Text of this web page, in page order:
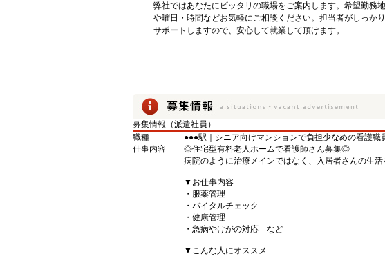
弊社ではあなたにピッタリの職場をご案内します。希望勤務地
や曜日・時間などお気軽にご相談ください。担当者がしっかり
サポートしますので、安心して就業して頂けます。
募集情報（派遣社員）
職種
●●●駅｜シニア向けマンションで負担少なめの看護職
仕事内容
◎住宅型有料老人ホームで看護師さん募集◎
病院のように治療メインではなく、入居者さんの生
▼お仕事内容
・服薬管理
・バイタルチェック
・健康管理
・急病やけがの対応 など
▼こんな人にオススメ